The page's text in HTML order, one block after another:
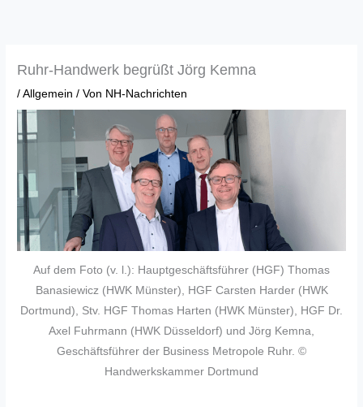
Ruhr-Handwerk begrüßt Jörg Kemna
/Allgemein / Von NH-Nachrichten
Auf dem Foto (v. l.): Hauptgeschäftsführer (HGF) Thomas
Banasiewicz (HWK Münster), HGF Carsten Harder (HWK
Dortmund), Stv. HGF Thomas Harten (HWK Münster), HGF Dr.
Axel Fuhrmann (HWK Düsseldorf) und Jörg Kemna,
Geschäftsführer der Business Metropole Ruhr. ©
Handwerkskammer Dortmund